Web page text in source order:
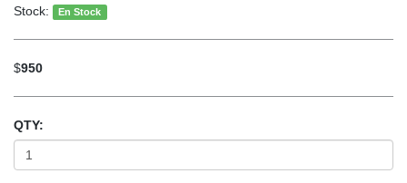
Stock:
En Stock
$950
QTY: